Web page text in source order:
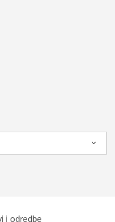
i odredbe